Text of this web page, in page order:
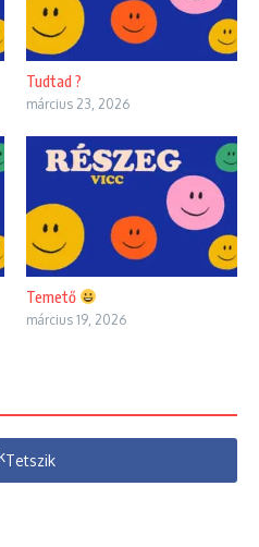
Tudtad ?
március 23, 2026
Temető
március 19, 2026
Tetszik